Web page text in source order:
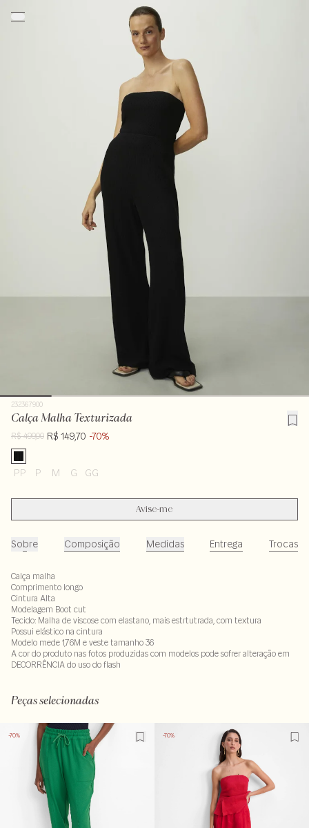
232367900
Calça Malha Texturizada
R$ 499,00 R$ 149,70 -70%
PP P M G GG
Avise-me
Sobre Composição Medidas Entrega Trocas
Calça malha
Comprimento longo
Cintura Alta
Modelagem Boot cut
Tecido: Malha de viscose com elastano, mais estrtutrada, com textura
Possui elástico na cintura
Modelo mede 1,76M e veste tamanho 36
A cor do produto nas fotos produzidas com modelos pode sofrer alteração em
DECORRÊNCIA do uso do flash
Peças selecionadas
-70% -70%